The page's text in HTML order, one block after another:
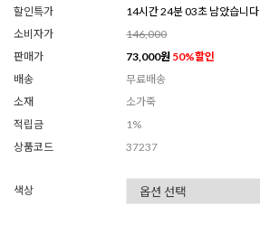
할인특가
14시간 23분 58초 남았습니다
소비자가
146,000
판매가
73,000원 50%할인
배송
무료배송
소재
소가죽
적립금
1%
상품코드
37237
색상